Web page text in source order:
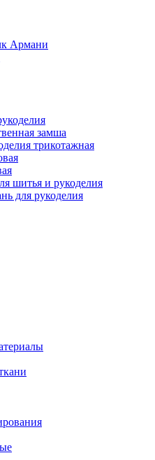
Армани
замша
трикотажная
шитья и рукоделия
для рукоделия